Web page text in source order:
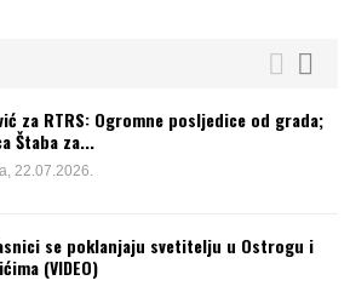
za RTRS: Ogromne posljedice od grada;
Štaba za...
22.07.2026.
se poklanjaju svetitelju u Ostrogu i
(VIDEO)